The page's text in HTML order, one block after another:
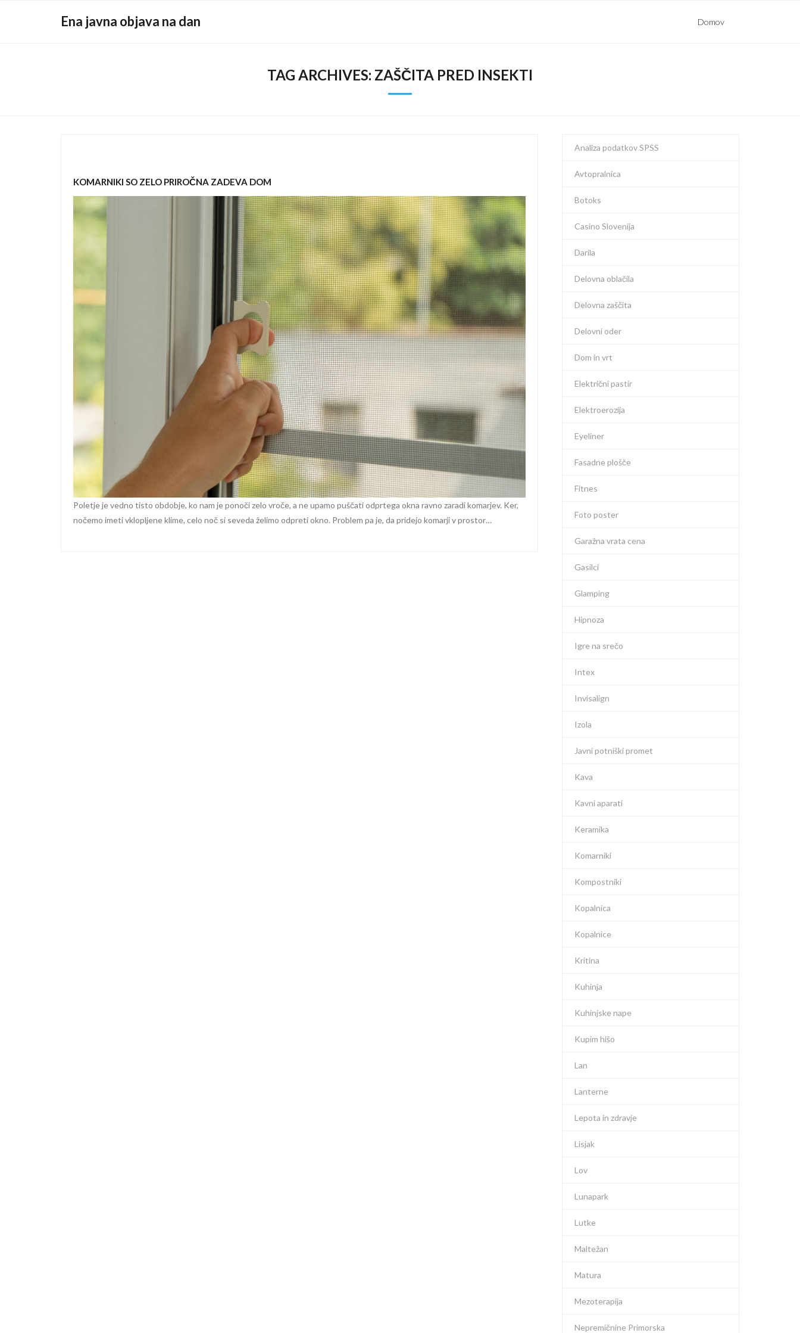
Ena javna objava na dan Domov
TAG ARCHIVES: ZAŠČITA PRED INSEKTI
KOMARNIKI SO ZELO PRIROČNA ZADEVA DOM
Poletje je vedno tisto obdobje, ko nam je ponoči zelo vroče, a ne upamo puščati odprtega okna ravno zaradi komarjev. Ker,
nočemo imeti vklopljene klime, celo noč si seveda želimo odpreti okno. Problem pa je, da pridejo komarji v prostor…
Analiza podatkov SPSS
Avtopralnica
Botoks
Casino Slovenija
Darila
Delovna oblačila
Delovna zaščita
Delovni oder
Dom in vrt
Električni pastir
Elektroerozija
Eyeliner
Fasadne plošče
Fitnes
Foto poster
Garažna vrata cena
Gasilci
Glamping
Hipnoza
Igre na srečo
Intex
Invisalign
Izola
Javni potniški promet
Kava
Kavni aparati
Keramika
Komarniki
Kompostniki
Kopalnica
Kopalnice
Kritina
Kuhinja
Kuhinjske nape
Kupim hišo
Lan
Lanterne
Lepota in zdravje
Lisjak
Lov
Lunapark
Lutke
Maltežan
Matura
Mezoterapija
Nepremičnine Primorska